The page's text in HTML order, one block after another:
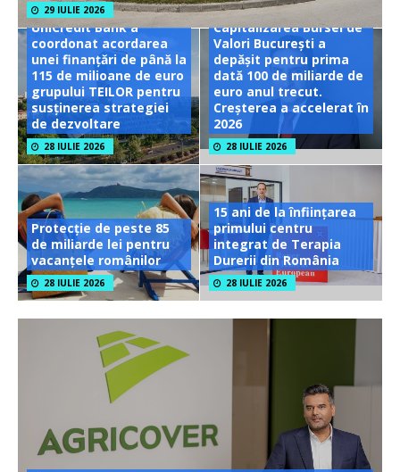
29 IULIE 2026
UniCredit Bank a
coordonat acordarea
unei finanțări de până la
115 de milioane de euro
grupului TEILOR pentru
susținerea strategiei
de dezvoltare
28 IULIE 2026
Capitalizarea Bursei de
Valori București a
depășit pentru prima
dată 100 de miliarde de
euro anul trecut.
Creșterea a accelerat în
2026
28 IULIE 2026
Protecție de peste 85
de miliarde lei pentru
vacanțele românilor
28 IULIE 2026
15 ani de la înființarea
primului centru
integrat de Terapia
Durerii din România
28 IULIE 2026